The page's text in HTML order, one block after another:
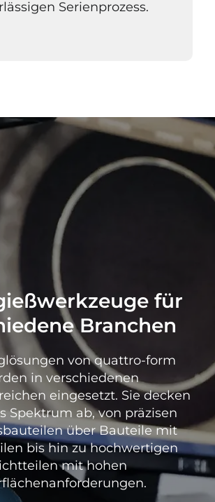
Serienprozess.
für
Branchen
von quattro-form
in verschiedenen
eingesetzt. Sie decken
Spektrum ab, von präzisen
über Bauteile mit
bis hin zu hochwertigen
mit hohen